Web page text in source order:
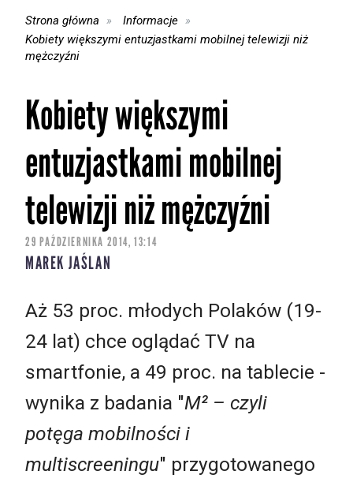
Strona główna
Informacje
Kobiety większymi entuzjastkami mobilnej telewizji niż
mężczyźni
Kobiety większymi
entuzjastkami mobilnej
telewizji niż mężczyźni
29 PAŹDZIERNIKA 2014, 13:14
MAREK JAŚLAN
Aż 53 proc. młodych Polaków (19-
24 lat) chce oglądać TV na
smartfonie, a 49 proc. na tablecie -
wynika z badania "M² – czyli
potęga mobilności i
multiscreeningu" przygotowanego